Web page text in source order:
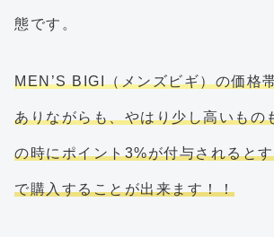
態です。
MEN’S BIGI（メンズビギ）の価格
ありながらも、やはり少し高いもの
の時にポイント3%が付与されると
で購入することが出来ます！！